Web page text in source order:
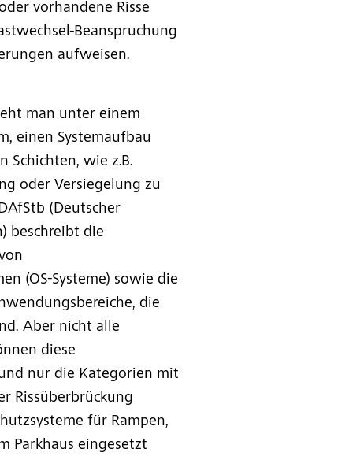
vorhandene Risse
Beanspruchung
aufweisen.
man unter einem
einen Systemaufbau
Schichten, wie z.B.
oder Versiegelung zu
(Deutscher
beschreibt die
(OS-Systeme) sowie die
die
Aber nicht alle
diese
nur die Kategorien mit
Rissüberbrückung
für Rampen,
Parkhaus eingesetzt